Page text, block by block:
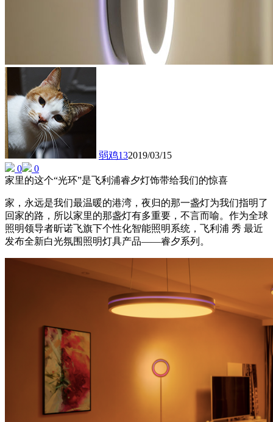
弱鸡132019/03/15
0
0
家里的这个“光环”是飞利浦睿夕灯饰带给我们的惊喜
家，永远是我们最温暖的港湾，夜归的那一盏灯为我们指明了
回家的路，所以家里的那盏灯有多重要，不言而喻。作为全球
照明领导者昕诺飞旗下个性化智能照明系统，飞利浦 秀 最近
发布全新白光氛围照明灯具产品——睿夕系列。